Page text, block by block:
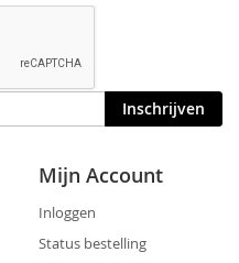
Inschrijven
Mijn Account
Inloggen
Status bestelling